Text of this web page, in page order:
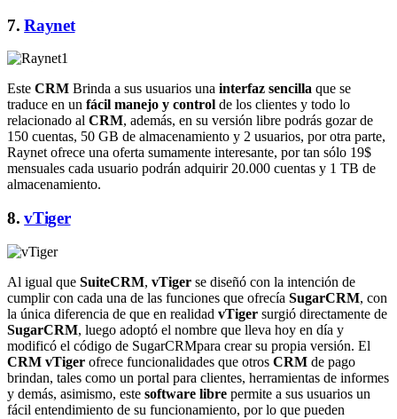
7.Raynet
Este CRM Brinda a sus usuarios una interfaz sencilla que se
traduce en un fácil manejo y control de los clientes y todo lo
relacionado al CRM, además, en su versión libre podrás gozar de
150 cuentas, 50 GB de almacenamiento y 2 usuarios, por otra parte,
Raynet ofrece una oferta sumamente interesante, por tan sólo 19$
mensuales cada usuario podrán adquirir 20.000 cuentas y 1 TB de
almacenamiento.
8.vTiger
Al igual que SuiteCRM, vTiger se diseñó con la intención de
cumplir con cada una de las funciones que ofrecía SugarCRM, con
la única diferencia de que en realidad vTiger surgió directamente de
SugarCRM, luego adoptó el nombre que lleva hoy en día y
modificó el código de SugarCRMpara crear su propia versión. El
CRM vTiger ofrece funcionalidades que otros CRM de pago
brindan, tales como un portal para clientes, herramientas de informes
y demás, asimismo, este software libre permite a sus usuarios un
fácil entendimiento de su funcionamiento, por lo que pueden